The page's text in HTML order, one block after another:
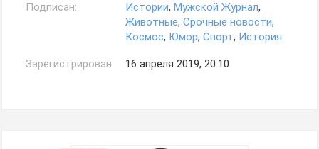
Подписан: Истории, Мужской Журнал,
Животные, Срочные новости,
Космос, Юмор, Спорт, История
Зарегистрирован: 16 апреля 2019, 20:10